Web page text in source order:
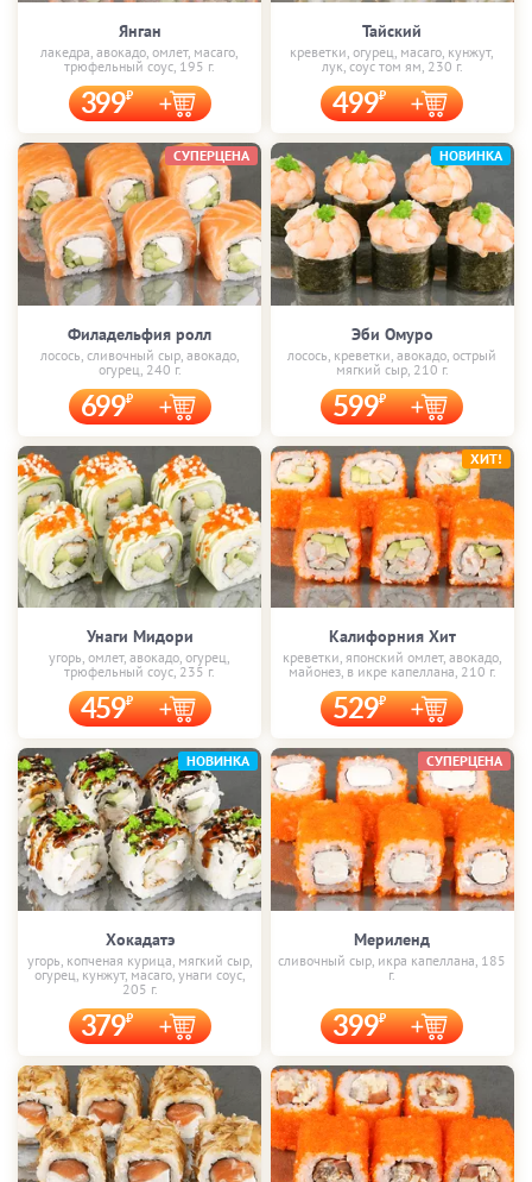
Янган
лакедра, авокадо, омлет, масаго,
трюфельный соус, 195 г.
399
Тайский
креветки, огурец, масаго, кунжут,
лук, соус том ям, 230 г.
499
Филадельфия ролл
лосось, сливочный сыр, авокадо,
огурец, 240 г.
699
СУПЕРЦЕНА
Эби Омуро
лосось, креветки, авокадо, острый
мягкий сыр, 210 г.
599
НОВИНКА
Унаги Мидори
угорь, омлет, авокадо, огурец,
трюфельный соус, 235 г.
459
Калифорния Хит
креветки, японский омлет, авокадо,
майонез, в икре капеллана, 210 г.
529
ХИТ!
Хокадатэ
угорь, копченая курица, мягкий сыр,
огурец, кунжут, масаго, унаги соус,
205 г.
379
НОВИНКА
Мериленд
сливочный сыр, икра капеллана, 185
г.
399
СУПЕРЦЕНА